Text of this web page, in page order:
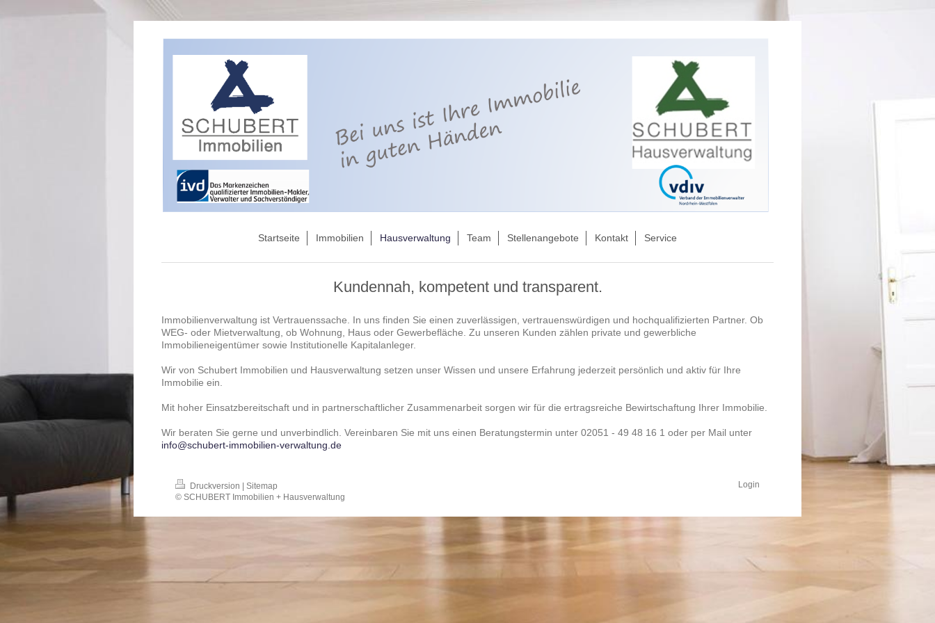
Startseite Immobilien Hausverwaltung Team Stellenangebote Kontakt Service
Kundennah, kompetent und transparent.
Immobilienverwaltung ist Vertrauenssache. In uns finden Sie einen zuverlässigen, vertrauenswürdigen und hochqualifizierten Partner. Ob
WEG- oder Mietverwaltung, ob Wohnung, Haus oder Gewerbefläche. Zu unseren Kunden zählen private und gewerbliche
Immobilieneigentümer sowie Institutionelle Kapitalanleger.
Wir von Schubert Immobilien und Hausverwaltung setzen unser Wissen und unsere Erfahrung jederzeit persönlich und aktiv für Ihre
Immobilie ein.
Mit hoher Einsatzbereitschaft und in partnerschaftlicher Zusammenarbeit sorgen wir für die ertragsreiche Bewirtschaftung Ihrer Immobilie.
Wir beraten Sie gerne und unverbindlich. Vereinbaren Sie mit uns einen Beratungstermin unter 02051 - 49 48 16 1 oder per Mail unter
info@schubert-immobilien-verwaltung.de
Druckversion
Sitemap
© SCHUBERT Immobilien + Hausverwaltung
Login